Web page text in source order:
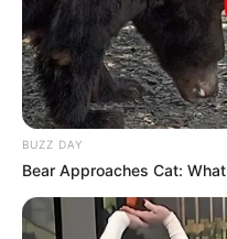
BUZZ DAY
Bear Approaches Cat: